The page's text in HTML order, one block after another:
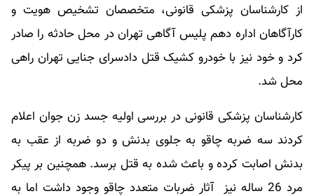
از کارشناسان پزشکی قانونی،‌ متخصصان تشخیص هویت و
کارآگاهان اداره دهم پلیس آگاهی تهران در محل حادثه را صادر
کرد و خود نیز با خودرو کشیک قتل دادسرای جنایی تهران راهی
محل شد.
کارشناسان پزشکی قانونی در بررسی اولیه جسد زن جوان اعلام
کردند سه ضربه چاقو به جلوی بدنش و دو ضربه از عقب به
بدنش اصابت کرده و باعث شده به قتل برسد. همچنین بر پیکر
مرد 26 ساله‌ نیز آثار ضربات متعدد چاقو وجود داشت اما به